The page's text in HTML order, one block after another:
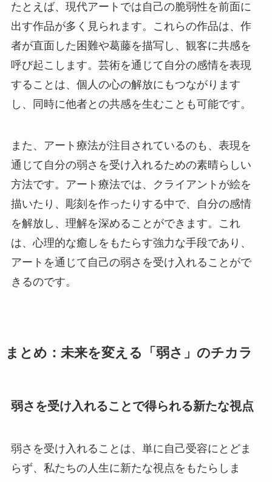
たとえば、現代アートでは自己の脆弱性を前面に
出す作品が多く見られます。これらの作品は、作
者が直面した困難や葛藤を描写し、観客に共感を
呼び起こします。芸術を通じて自分の感情を表現
することは、個人の心の解放にもつながります
し、同時に他者との共感を生むことも可能です。
また、アート療法が注目されているのも、表現を
通じて自分の弱さを受け入れるための素晴らしい
方法です。アート療法では、クライアントが絵を
描いたり、彫刻を作ったりする中で、自分の感情
を解放し、理解を深めることができます。これ
は、心理的な癒しをもたらす強力な手段であり、
アートを通じて自己の弱さを受け入れることがで
きるのです。
まとめ：未来を変える「弱さ」のチカラ
弱さを受け入れることで得られる新たな視点
弱さを受け入れることは、単に自己受容にとどま
らず、私たちの人生に新たな視点をもたらしま